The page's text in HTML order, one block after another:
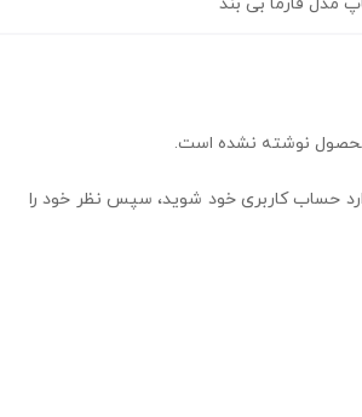
نوشته نشده است.
وارد حساب کاربری خود شوید، سپس نظر خود را